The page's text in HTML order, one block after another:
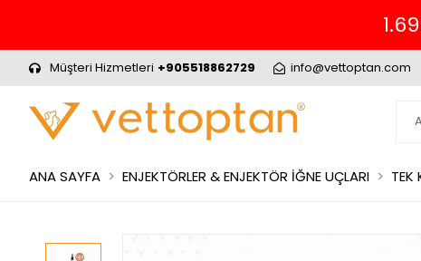
1.699₺ ve Üzeri Alışverinizde ÜCRETSİZ
Müşteri Hizmetleri +905518862729 info@vettoptan.com
ANA SAYFA ENJEKTÖRLER & ENJEKTÖR İĞNE UÇLARI TEK